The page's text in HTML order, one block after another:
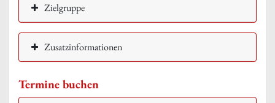
Zielgruppe
Zusatzinformationen
Termine buchen